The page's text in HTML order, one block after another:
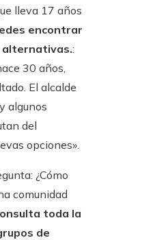
lleva 17 años
encontrar
alternativas.:
30 años,
El alcalde
algunos
del
opciones».
¿Cómo
comunidad
toda la
de